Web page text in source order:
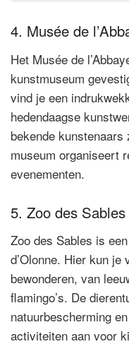
4. Musée de
Het Musée de
kunstmuseum
vind je een
hedendaagse
bekende
museum organiseert
evenementen.
5. Zoo des Sables
Zoo des Sables is
d’Olonne. Hier kun
bewonderen, van
flamingo’s. De
natuurbescherming
activiteiten aan voor